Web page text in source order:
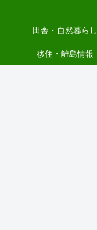
田舎・自然暮らし
移住・離島情報